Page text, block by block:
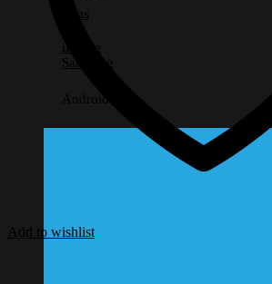
Lens
iPhone
Samsung
Android อื่นๆ
Add to wishlist